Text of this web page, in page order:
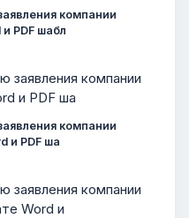
компании
PDF шабл
компании
и PDF ша